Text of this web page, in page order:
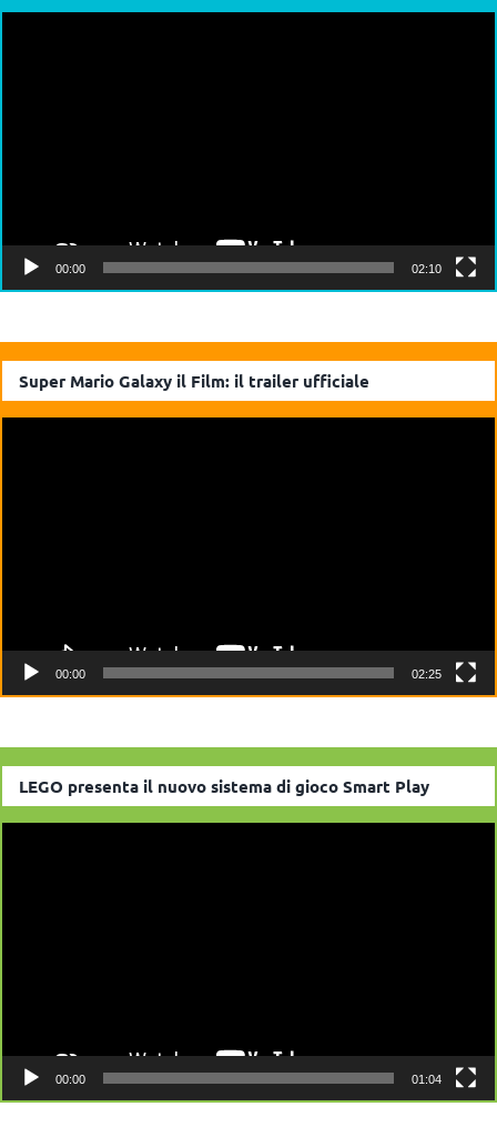
00:00 02:10
Super Mario Galaxy il Film: il trailer ufficiale
00:00 02:25
LEGO presenta il nuovo sistema di gioco Smart Play
00:00 01:04